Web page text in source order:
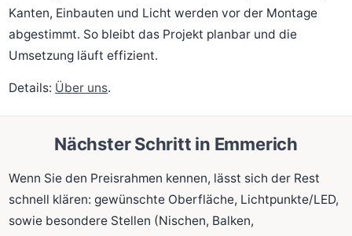
Kanten, Einbauten und Licht werden vor der Montage
abgestimmt. So bleibt das Projekt planbar und die
Umsetzung läuft effizient.
Details: Über uns.
Nächster Schritt in Emmerich
Wenn Sie den Preisrahmen kennen, lässt sich der Rest
schnell klären: gewünschte Oberfläche, Lichtpunkte/LED,
sowie besondere Stellen (Nischen, Balken,